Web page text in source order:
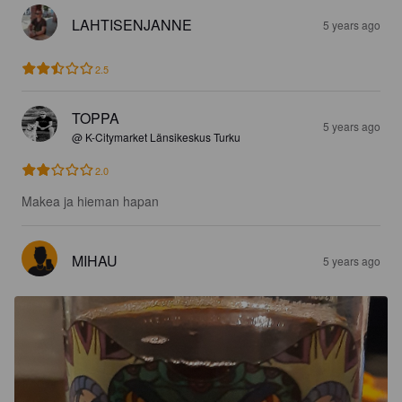
LAHTISENJANNE 5 years ago
2.5
TOPPA
@ K-Citymarket Länsikeskus Turku
5 years ago
2.0
Makea ja hieman hapan
MIHAU 5 years ago